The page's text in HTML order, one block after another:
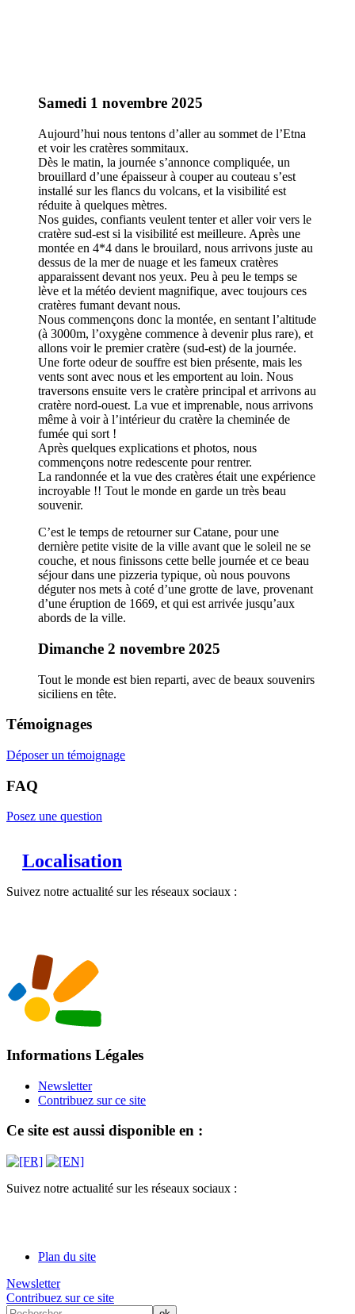
Samedi 1 novembre 2025
Aujourd’hui nous tentons d’aller au sommet de l’Etna
et voir les cratères sommitaux.
Dès le matin, la journée s’annonce compliquée, un
brouillard d’une épaisseur à couper au couteau s’est
installé sur les flancs du volcans, et la visibilité est
réduite à quelques mètres.
Nos guides, confiants veulent tenter et aller voir vers le
cratère sud-est si la visibilité est meilleure. Après une
montée en 4*4 dans le brouilard, nous arrivons juste au
dessus de la mer de nuage et les fameux cratères
apparaissent devant nos yeux. Peu à peu le temps se
lève et la météo devient magnifique, avec toujours ces
cratères fumant devant nous.
Nous commençons donc la montée, en sentant l’altitude
(à 3000m, l’oxygène commence à devenir plus rare), et
allons voir le premier cratère (sud-est) de la journée.
Une forte odeur de souffre est bien présente, mais les
vents sont avec nous et les emportent au loin. Nous
traversons ensuite vers le cratère principal et arrivons au
cratère nord-ouest. La vue et imprenable, nous arrivons
même à voir à l’intérieur du cratère la cheminée de
fumée qui sort !
Après quelques explications et photos, nous
commençons notre redescente pour rentrer.
La randonnée et la vue des cratères était une expérience
incroyable !! Tout le monde en garde un très beau
souvenir.
C’est le temps de retourner sur Catane, pour une
dernière petite visite de la ville avant que le soleil ne se
couche, et nous finissons cette belle journée et ce beau
séjour dans une pizzeria typique, où nous pouvons
déguter nos mets à coté d’une grotte de lave, provenant
d’une éruption de 1669, et qui est arrivée jusqu’aux
abords de la ville.
Dimanche 2 novembre 2025
Tout le monde est bien reparti, avec de beaux souvenirs
siciliens en tête.
Témoignages
Déposer un témoignage
FAQ
Posez une question
Localisation
Suivez notre actualité sur les réseaux sociaux :
Informations Légales
Newsletter
Contribuez sur ce site
Ce site est aussi disponible en :
Suivez notre actualité sur les réseaux sociaux :
Plan du site
Newsletter
Contribuez sur ce site